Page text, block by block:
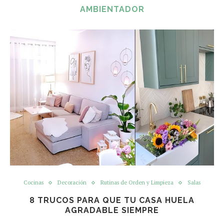
AMBIENTADOR
Cocinas Decoración Rutinas de Orden y Limpieza Salas
8 TRUCOS PARA QUE TU CASA HUELA
AGRADABLE SIEMPRE